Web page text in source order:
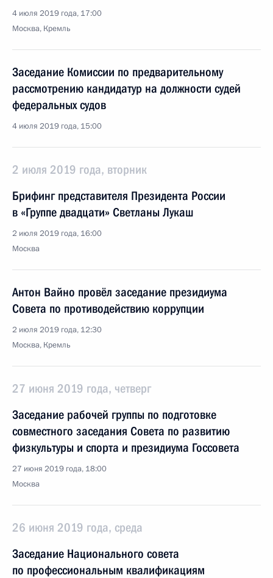
4 июля 2019 года, 17:00
Москва, Кремль
Заседание Комиссии по предварительному
рассмотрению кандидатур на должности судей
федеральных судов
4 июля 2019 года, 15:00
2 июля 2019 года, вторник
Брифинг представителя Президента России
в «Группе двадцати» Светланы Лукаш
2 июля 2019 года, 16:00
Москва
Антон Вайно провёл заседание президиума
Совета по противодействию коррупции
2 июля 2019 года, 12:30
Москва, Кремль
27 июня 2019 года, четверг
Заседание рабочей группы по подготовке
совместного заседания Совета по развитию
физкультуры и спорта и президиума Госсовета
27 июня 2019 года, 18:00
Москва
26 июня 2019 года, среда
Заседание Национального совета
по профессиональным квалификациям